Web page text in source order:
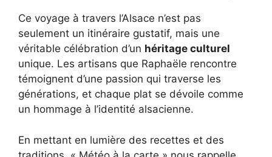
Ce voyage à travers l’Alsace n’est pas
seulement un itinéraire gustatif, mais une
véritable célébration d’un héritage culturel
unique. Les artisans que Raphaële rencontre
témoignent d’une passion qui traverse les
générations, et chaque plat se dévoile comme
un hommage à l’identité alsacienne.
En mettant en lumière des recettes et des